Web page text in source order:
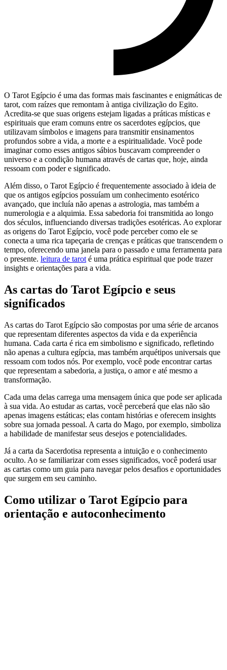
O Tarot Egípcio é uma das formas mais fascinantes e enigmáticas de
tarot, com raízes que remontam à antiga civilização do Egito.
Acredita-se que suas origens estejam ligadas a práticas místicas e
espirituais que eram comuns entre os sacerdotes egípcios, que
utilizavam símbolos e imagens para transmitir ensinamentos
profundos sobre a vida, a morte e a espiritualidade. Você pode
imaginar como esses antigos sábios buscavam compreender o
universo e a condição humana através de cartas que, hoje, ainda
ressoam com poder e significado.
Além disso, o Tarot Egípcio é frequentemente associado à ideia de
que os antigos egípcios possuíam um conhecimento esotérico
avançado, que incluía não apenas a astrologia, mas também a
numerologia e a alquimia. Essa sabedoria foi transmitida ao longo
dos séculos, influenciando diversas tradições esotéricas. Ao explorar
as origens do Tarot Egípcio, você pode perceber como ele se
conecta a uma rica tapeçaria de crenças e práticas que transcendem o
tempo, oferecendo uma janela para o passado e uma ferramenta para
o presente. leitura de tarot é uma prática espiritual que pode trazer
insights e orientações para a vida.
As cartas do Tarot Egípcio e seus
significados
As cartas do Tarot Egípcio são compostas por uma série de arcanos
que representam diferentes aspectos da vida e da experiência
humana. Cada carta é rica em simbolismo e significado, refletindo
não apenas a cultura egípcia, mas também arquétipos universais que
ressoam com todos nós. Por exemplo, você pode encontrar cartas
que representam a sabedoria, a justiça, o amor e até mesmo a
transformação.
Cada uma delas carrega uma mensagem única que pode ser aplicada
à sua vida. Ao estudar as cartas, você perceberá que elas não são
apenas imagens estáticas; elas contam histórias e oferecem insights
sobre sua jornada pessoal. A carta do Mago, por exemplo, simboliza
a habilidade de manifestar seus desejos e potencialidades.
Já a carta da Sacerdotisa representa a intuição e o conhecimento
oculto. Ao se familiarizar com esses significados, você poderá usar
as cartas como um guia para navegar pelos desafios e oportunidades
que surgem em seu caminho.
Como utilizar o Tarot Egípcio para
orientação e autoconhecimento